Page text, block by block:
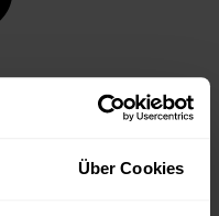
Über Cookies